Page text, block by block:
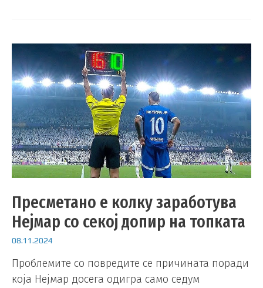
Пресметано е колку заработува
Нејмар со секој допир на топката
08.11.2024
Проблемите со повредите се причината поради
која Нејмар досега одигра само седум